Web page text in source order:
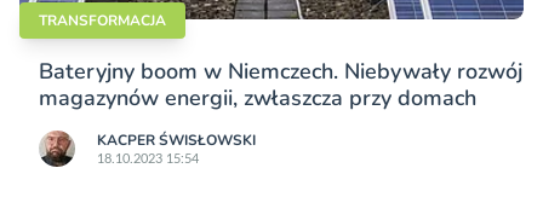
TRANSFORMACJA
Bateryjny boom w Niemczech. Niebywały rozwój
magazynów energii, zwłaszcza przy domach
KACPER ŚWISŁO­WSKI
18.10.2023 15:54